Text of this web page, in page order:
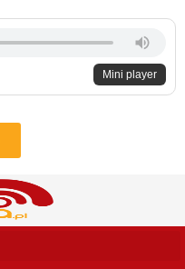
Mini player